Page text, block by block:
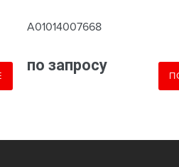
A01014007668
по запросу